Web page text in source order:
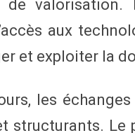
de valorisation.
aux
et exploiter la
les
structurants.